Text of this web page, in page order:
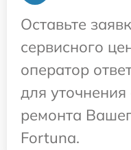
Оставьте
сервисного
оператор
для
ремонта
Fortuna.